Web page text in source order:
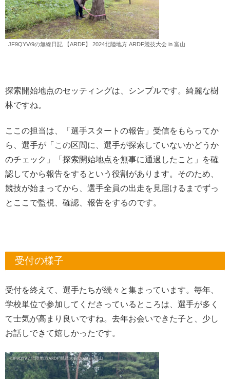
JF9QYV/9の無線日記 【ARDF】 2024北陸地方 ARDF競技大会 in 富山
探索開始地点のセッティングは、シンプルです。綺麗な樹
林ですね。
ここの担当は、「選手スタートの報告」受信をもらってか
ら、選手が「この区間に、選手が探索していないかどうか
のチェック」「探索開始地点を無事に通過したこと」を確
認してから報告をするという役割があります。そのため、
競技が始まってから、選手全員の出走を見届けるまでずっ
とここで監視、確認、報告をするのです。
受付の様子
受付を終えて、選手たちが続々と集まっています。毎年、
学校単位で参加してくださっているところは、選手が多く
て士気が高まり良いですね。去年お会いできた子と、少し
お話しできて嬉しかったです。